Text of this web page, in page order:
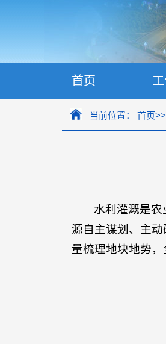
首页
当前位置： 首页>>
水利灌溉是农
源自主谋划、主
量梳理地块地势